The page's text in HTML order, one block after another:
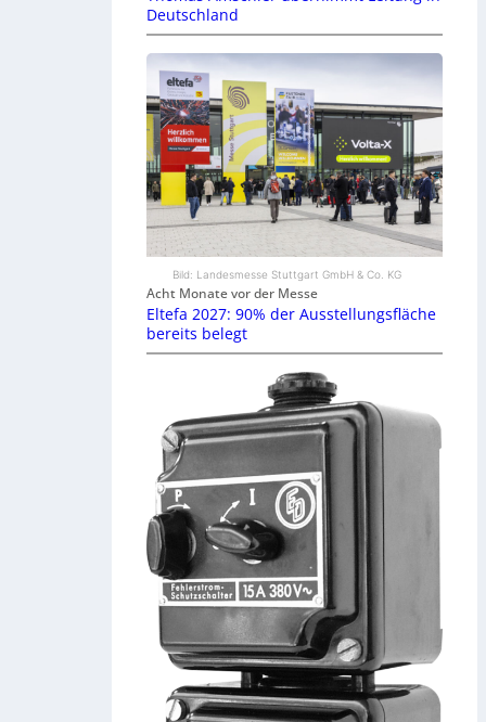
Deutschland
Bild: Landesmesse Stuttgart GmbH & Co. KG
Acht Monate vor der Messe
Eltefa 2027: 90% der Ausstellungsfläche
bereits belegt